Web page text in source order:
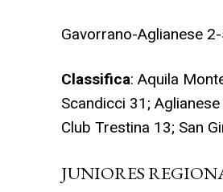
Gavorrano-Aglianese
Classifica: Aquila
Scandicci 31;
Club Trestina 13; San
JUNIORES